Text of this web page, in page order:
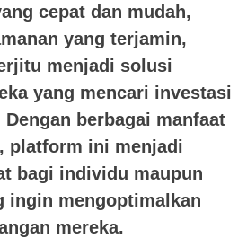
cepat dan mudah,
yang terjamin,
menjadi solusi
yang mencari investasi
berbagai manfaat
platform ini menjadi
bagi individu maupun
ingin mengoptimalkan
mereka.